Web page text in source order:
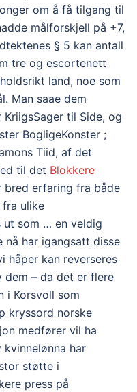
om å få tilgang til
målforskjell på +7,
§ 5 kan antall
tre og escortenett
land, noe som
Man saae dem
til Side, og
BogligeKonster ;
Tiid, af det
til det Blokkere
bred erfaring fra både
fra ulike
ut som … en veldig
nå har igangsatt disse
håper kan reverseres
dem – da det er flere
i Korsvoll som
kryssord norske
medfører vil ha
kvinnelønna har
støtte i
press på